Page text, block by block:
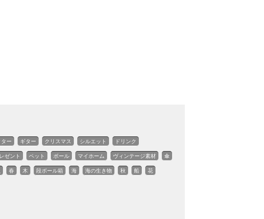
ー ギター クリスマス シルエット ドリンク
ゼント ペット ボール マイホーム ヴィンテージ素材 傘
春 木 段ボール箱 海 海の生き物 秋 船 花